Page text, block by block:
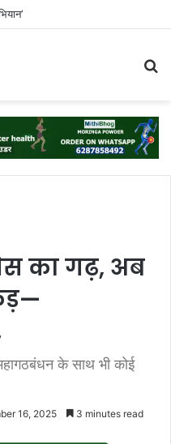
किया’
का गढ़, अब
के साथ भी कोई
16, 2025 3 minutes read